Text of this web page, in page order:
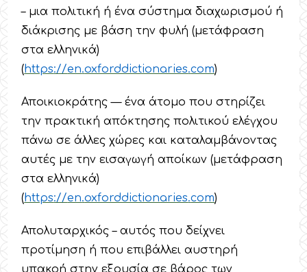
– μια πολιτική ή ένα σύστημα διαχωρισμού ή
διάκρισης με βάση την φυλή (μετάφραση
στα ελληνικά)
(https://en.oxforddictionaries.com)
Αποικιοκράτης — ένα άτομο που στηρίζει
την πρακτική απόκτησης πολιτικού ελέγχου
πάνω σε άλλες χώρες και καταλαμβάνοντας
αυτές με την εισαγωγή αποίκων (μετάφραση
στα ελληνικά)
(https://en.oxforddictionaries.com)
Απολυταρχικός – αυτός που δείχνει
προτίμηση ή που επιβάλλει αυστηρή
υπακοή στην εξουσία σε βάρος των